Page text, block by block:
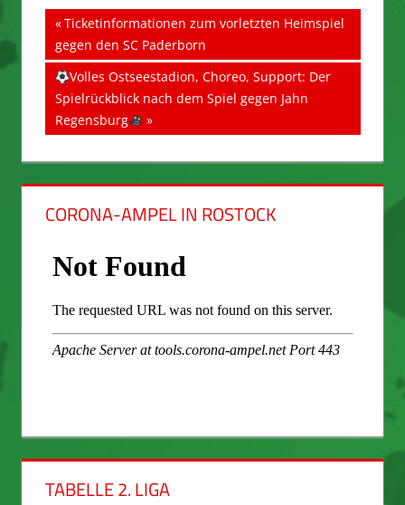
Beitragsnavigation
Vorheriger
Beitrag:
Ticketinformationen zum vorletzten Heimspiel
gegen den SC Paderborn
Nächster
Beitrag:
Volles Ostseestadion, Choreo, Support: Der
Spielrückblick nach dem Spiel gegen Jahn
Regensburg
CORONA-AMPEL IN ROSTOCK
TABELLE 2. LIGA